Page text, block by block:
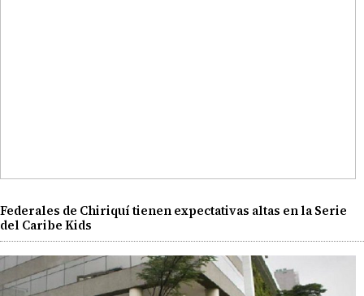
Federales de Chiriquí tienen expectativas altas en la Serie
del Caribe Kids